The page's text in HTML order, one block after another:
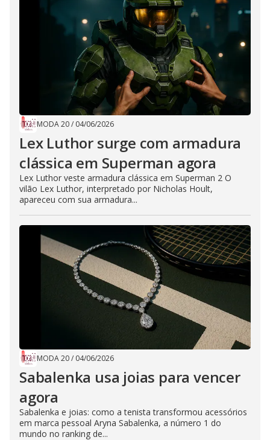
MODA 20/ 04/06/2026
Lex Luthor surge com armadura
clássica em Superman agora
Lex Luthor veste armadura clássica em Superman 2 O
vilão Lex Luthor, interpretado por Nicholas Hoult,
apareceu com sua armadura...
MODA 20/ 04/06/2026
Sabalenka usa joias para vencer
agora
Sabalenka e joias: como a tenista transformou acessórios
em marca pessoal Aryna Sabalenka, a número 1 do
mundo no ranking de...